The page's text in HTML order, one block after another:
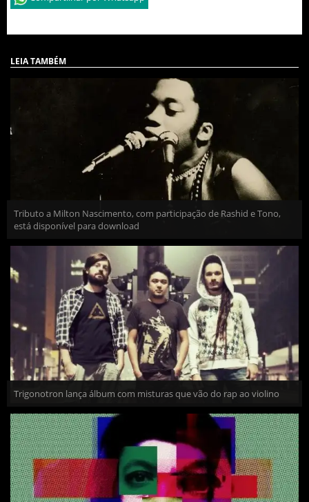
LEIA TAMBÉM
Tributo a Milton Nascimento, com participação de Rashid e Tono,
está disponível para download
Trigonotron lança álbum com misturas que vão do rap ao violino